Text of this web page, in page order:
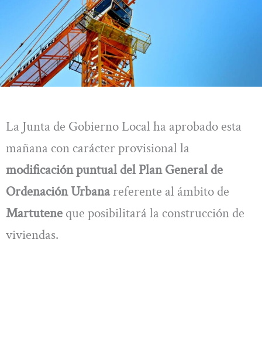
La Junta de Gobierno Local ha aprobado esta
mañana con carácter provisional la
modificación puntual del Plan General de
Ordenación Urbanareferente al ámbito de
Martutene que posibilitará la construcción de
viviendas.